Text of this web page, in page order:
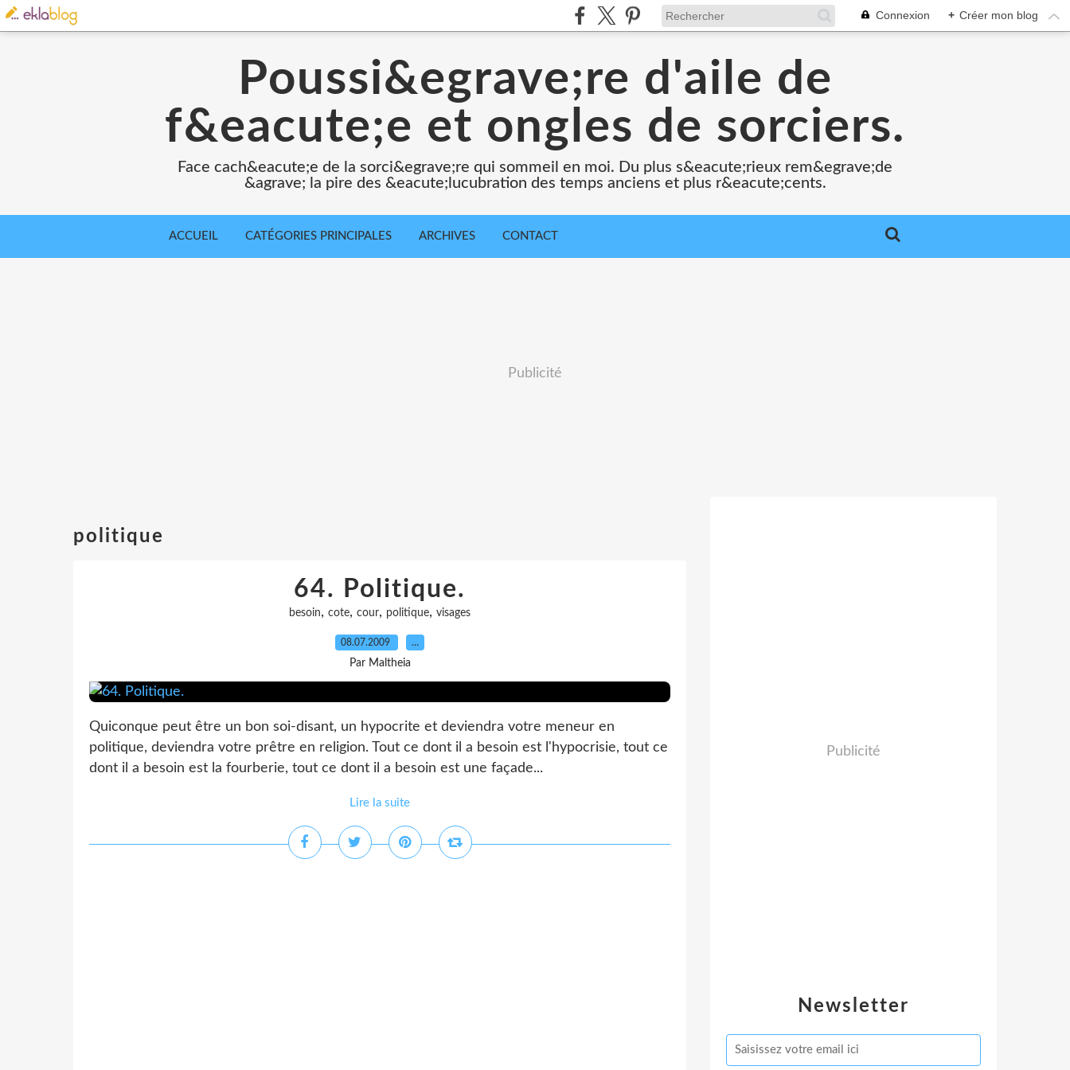
Connexion + Créer mon blog
Poussi&egrave;re d'aile de
f&eacute;e et ongles de sorciers.
Face cach&eacute;e de la sorci&egrave;re qui sommeil en moi. Du plus s&eacute;rieux rem&egrave;de
&agrave; la pire des &eacute;lucubration des temps anciens et plus r&eacute;cents.
ACCUEIL CATÉGORIES PRINCIPALES ARCHIVES CONTACT
Publicité
politique
64. Politique.
besoin, cote, cour, politique, visages
08.07.2009 …
Par Maltheia
Quiconque peut être un bon soi-disant, un hypocrite et deviendra votre meneur en
politique, deviendra votre prêtre en religion. Tout ce dont il a besoin est l'hypocrisie, tout ce
dont il a besoin est la fourberie, tout ce dont il a besoin est une façade...
Lire la suite
Newsletter
Publicité